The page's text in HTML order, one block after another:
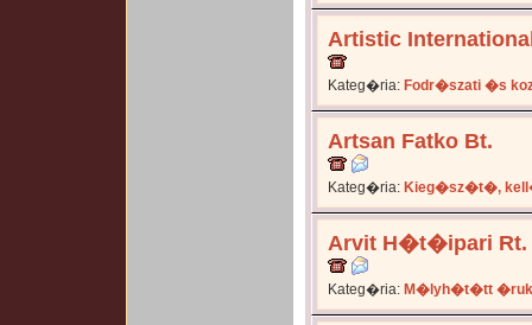
Artistic
Kateg�ria: Fodr�szati �s
Artsan Fatko Bt.
Kateg�ria: Kieg�sz�t�,
Arvit H�t�ipari Rt.
Kateg�ria: M�lyh�t�tt